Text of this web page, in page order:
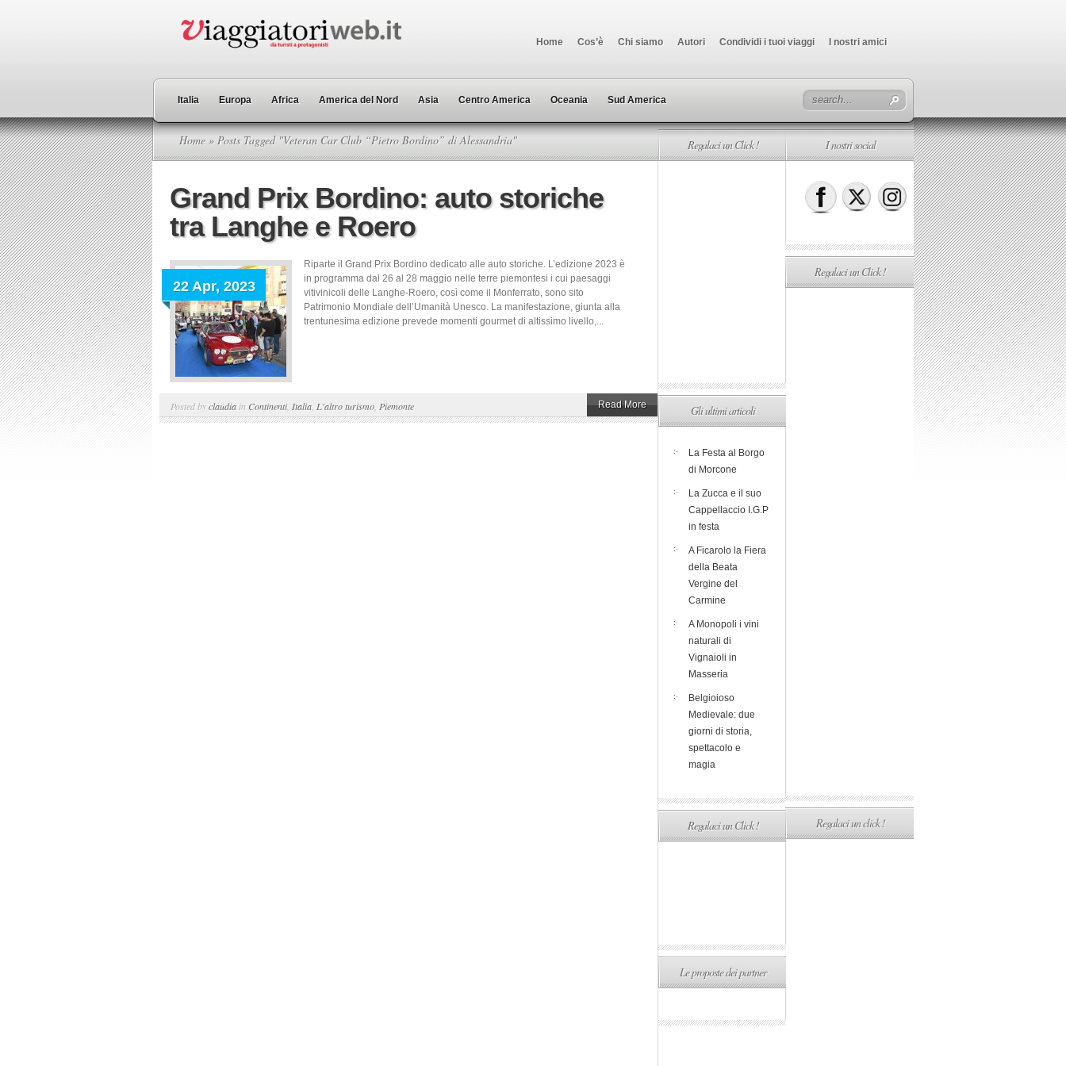
Home Cos’è Chi siamo Autori Condividi i tuoi viaggi I nostri amici
Italia Europa Africa America del Nord Asia Centro America Oceania Sud America
Home » Posts Tagged "Veteran Car Club “Pietro Bordino” di Alessandria"
Grand Prix Bordino: auto storiche
tra Langhe e Roero
22 Apr, 2023
Riparte il Grand Prix Bordino dedicato alle auto storiche. L’edizione 2023 è
in programma dal 26 al 28 maggio nelle terre piemontesi i cui paesaggi
vitivinicoli delle Langhe-Roero, così come il Monferrato, sono sito
Patrimonio Mondiale dell’Umanità Unesco. La manifestazione, giunta alla
trentunesima edizione prevede momenti gourmet di altissimo livello,...
Posted byclaudia in Continenti, Italia L'altro turismo Piemonte Read More
Regalaci un Click !
Gli ultimi articoli
La Festa al Borgo
di Morcone
La Zucca e il suo
Cappellaccio I.G.P
in festa
A Ficarolo la Fiera
della Beata
Vergine del
Carmine
A Monopoli i vini
naturali di
Vignaioli in
Masseria
Belgioioso
Medievale: due
giorni di storia,
spettacolo e
magia
Regalaci un Click !
Le proposte dei partner
I nostri social
Regalaci un Click !
Regalaci un click !